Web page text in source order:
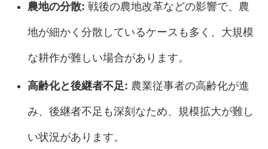
農地の分散: 戦後の農地改革などの影響で、農
地が細かく分散しているケースも多く、大規模
な耕作が難しい場合があります。
高齢化と後継者不足: 農業従事者の高齢化が進
み、後継者不足も深刻なため、規模拡大が難し
い状況があります。